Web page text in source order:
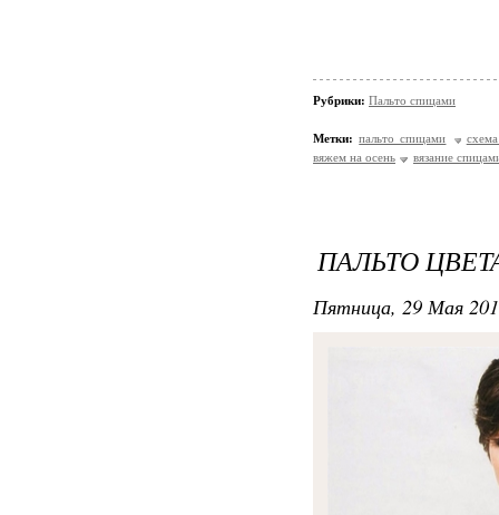
Рубрики: Пальто спицами
Метки: пальто спицами
вяжем на осень
вязание
ПАЛЬТО
Пятница, 29 Мая